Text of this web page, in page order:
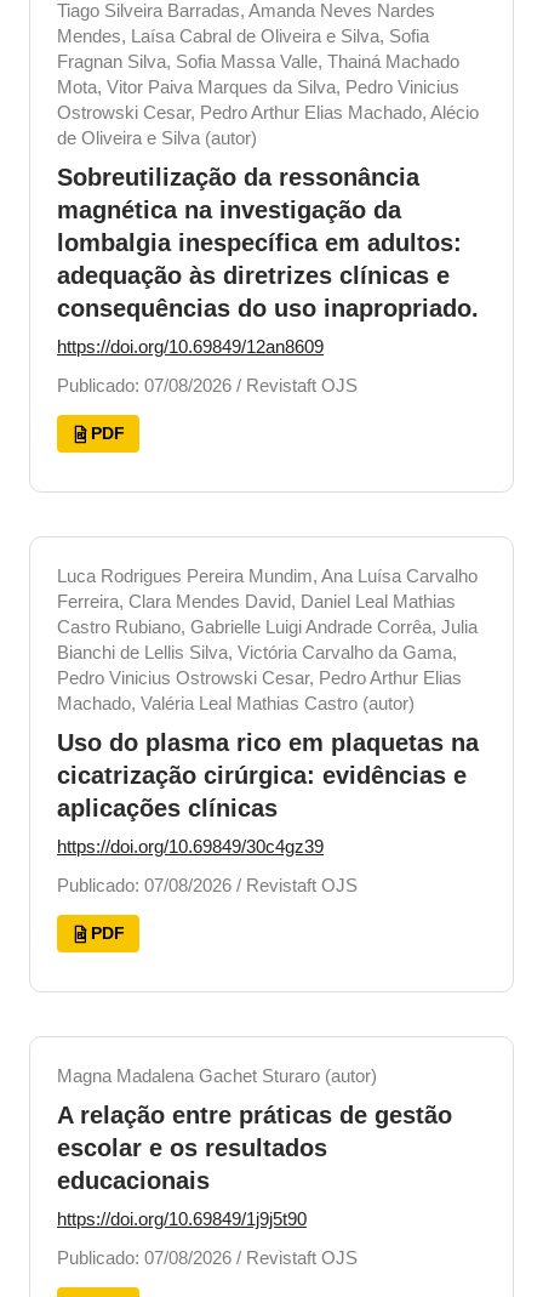
Tiago Silveira Barradas, Amanda Neves Nardes
Mendes, Laísa Cabral de Oliveira e Silva, Sofia
Fragnan Silva, Sofia Massa Valle, Thainá Machado
Mota, Vitor Paiva Marques da Silva, Pedro Vinicius
Ostrowski Cesar, Pedro Arthur Elias Machado, Alécio
de Oliveira e Silva (autor)
Sobreutilização da ressonância
magnética na investigação da
lombalgia inespecífica em adultos:
adequação às diretrizes clínicas e
consequências do uso inapropriado.
https://doi.org/10.69849/12an8609
Publicado: 07/08/2026 / Revistaft OJS
PDF
Luca Rodrigues Pereira Mundim, Ana Luísa Carvalho
Ferreira, Clara Mendes David, Daniel Leal Mathias
Castro Rubiano, Gabrielle Luigi Andrade Corrêa, Julia
Bianchi de Lellis Silva, Victória Carvalho da Gama,
Pedro Vinicius Ostrowski Cesar, Pedro Arthur Elias
Machado, Valéria Leal Mathias Castro (autor)
Uso do plasma rico em plaquetas na
cicatrização cirúrgica: evidências e
aplicações clínicas
https://doi.org/10.69849/30c4gz39
Publicado: 07/08/2026 / Revistaft OJS
PDF
Magna Madalena Gachet Sturaro (autor)
A relação entre práticas de gestão
escolar e os resultados
educacionais
https://doi.org/10.69849/1j9j5t90
Publicado: 07/08/2026 / Revistaft OJS